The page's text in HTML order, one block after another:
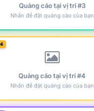
Quảng cáo tại vị trí #3
Nhấn để đặt quảng cáo của bạn
Quảng cáo tại vị trí #4
Nhấn để đặt quảng cáo của bạn